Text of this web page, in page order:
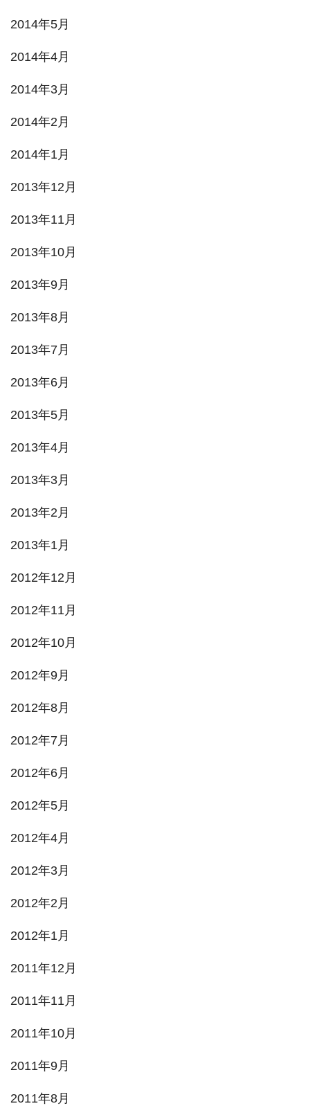
2014年5月
2014年4月
2014年3月
2014年2月
2014年1月
2013年12月
2013年11月
2013年10月
2013年9月
2013年8月
2013年7月
2013年6月
2013年5月
2013年4月
2013年3月
2013年2月
2013年1月
2012年12月
2012年11月
2012年10月
2012年9月
2012年8月
2012年7月
2012年6月
2012年5月
2012年4月
2012年3月
2012年2月
2012年1月
2011年12月
2011年11月
2011年10月
2011年9月
2011年8月